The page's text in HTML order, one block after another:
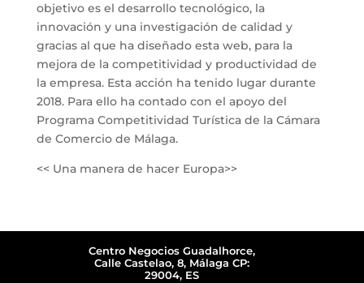
objetivo es el desarrollo tecnológico, la
innovación y una investigación de calidad y
gracias al que ha diseñado esta web, para la
mejora de la competitividad y productividad de
la empresa. Esta acción ha tenido lugar durante
2018. Para ello ha contado con el apoyo del
Programa Competitividad Turística de la Cámara
de Comercio de Málaga.
<< Una manera de hacer Europa>>
Centro Negocios Guadalhorce,
Calle Castelao, 8, Málaga CP:
29004, ES